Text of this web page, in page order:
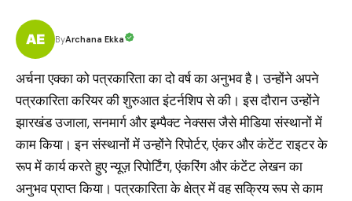
ByArchana Ekka
अर्चना एक्का को पत्रकारिता का दो वर्ष का अनुभव है। उन्होंने अपने
पत्रकारिता करियर की शुरुआत इंटर्नशिप से की। इस दौरान उन्होंने
झारखंड उजाला, सनमार्ग और इम्पैक्ट नेक्सस जैसे मीडिया संस्थानों में
काम किया। इन संस्थानों में उन्होंने रिपोर्टर, एंकर और कंटेंट राइटर के
रूप में कार्य करते हुए न्यूज़ रिपोर्टिंग, एंकरिंग और कंटेंट लेखन का
अनुभव प्राप्त किया। पत्रकारिता के क्षेत्र में वह सक्रिय रूप से काम